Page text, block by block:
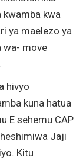
kwa
ya maelezo ya
wa- move
hivyo
kuna hatua
E sehemu CAP
Jaji
Kitu